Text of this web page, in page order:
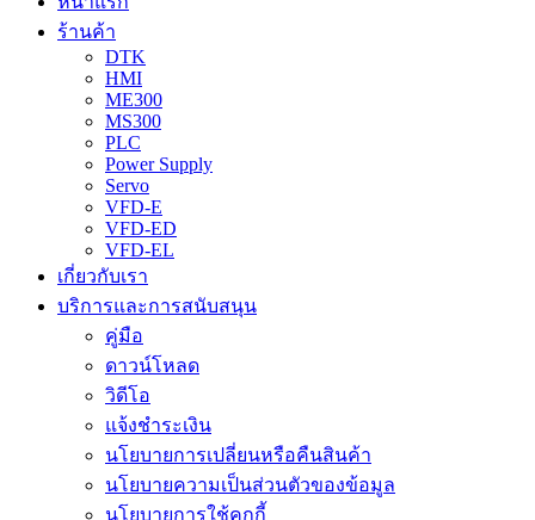
ร้านค้า
DTK
HMI
ME300
MS300
PLC
Power Supply
Servo
VFD-E
VFD-ED
VFD-EL
เกี่ยวกับเรา
บริการและการสนับสนุน
คู่มือ
ดาวน์โหลด
วิดีโอ
แจ้งชำระเงิน
นโยบายการเปลี่ยนหรือคืนสินค้า
นโยบายความเป็นส่วนตัวของข้อมูล
นโยบายการใช้คุกกี้